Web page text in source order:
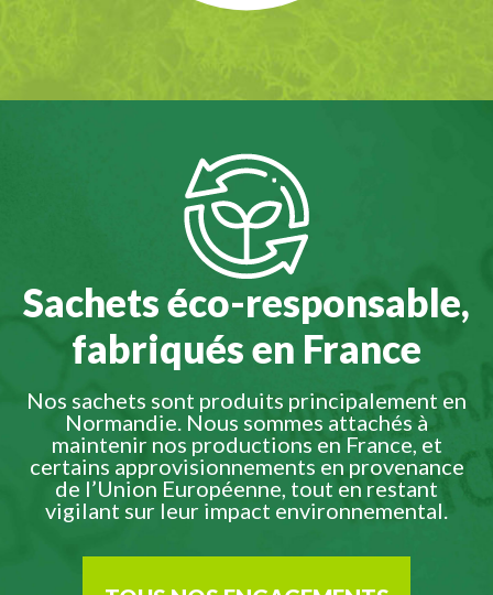
Sachets éco-responsable,
fabriqués en France
Nos sachets sont produits principalement en
Normandie. Nous sommes attachés à
maintenir nos productions en France, et
certains approvisionnements en provenance
de l’Union Européenne, tout en restant
vigilant sur leur impact environnemental.